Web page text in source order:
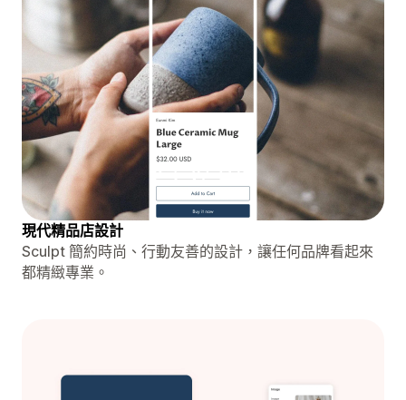
現代精品店設計
Sculpt 簡約時尚、行動友善的設計，讓任何品牌看起來
都精緻專業。